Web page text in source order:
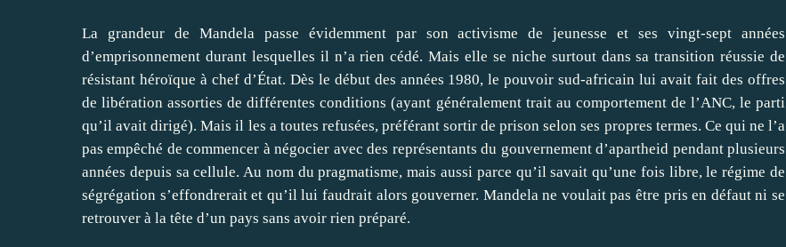
La grandeur de Mandela passe évidemment par son activisme de jeunesse et ses vingt-sept années
d’emprisonnement durant lesquelles il n’a rien cédé. Mais elle se niche surtout dans sa transition réussie de
résistant héroïque à chef d’État. Dès le début des années 1980, le pouvoir sud-africain lui avait fait des offres
de libération assorties de différentes conditions (ayant généralement trait au comportement de l’ANC, le parti
qu’il avait dirigé). Mais il les a toutes refusées, préférant sortir de prison selon ses propres termes. Ce qui ne l’a
pas empêché de commencer à négocier avec des représentants du gouvernement d’apartheid pendant plusieurs
années depuis sa cellule. Au nom du pragmatisme, mais aussi parce qu’il savait qu’une fois libre, le régime de
ségrégation s’effondrerait et qu’il lui faudrait alors gouverner. Mandela ne voulait pas être pris en défaut ni se
retrouver à la tête d’un pays sans avoir rien préparé.